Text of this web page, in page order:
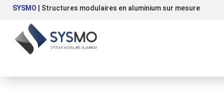
SYSMO | Structures modulaires en aluminium sur mesure